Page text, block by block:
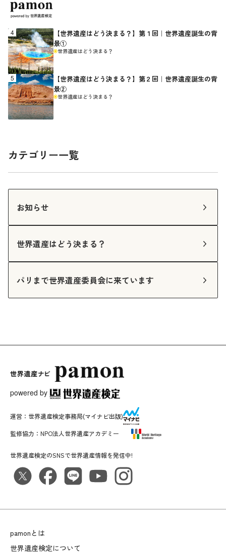
【世界遺産はどう決まる？】第１回｜世界遺産誕生の背
景①
世界遺産はどう決まる？
【世界遺産はどう決まる？】第２回｜世界遺産誕生の背
景②
世界遺産はどう決まる？
カテゴリー一覧
お知らせ
世界遺産はどう決まる？
パリまで世界遺産委員会に来ています
powered by
pamonとは
世界遺産検定について
世界遺産検定のSNSで世界遺産情報を発信中!
運営： 世界遺産検定事務局(マイナビ出版)
監修協力： NPO法人世界遺産アカデミー